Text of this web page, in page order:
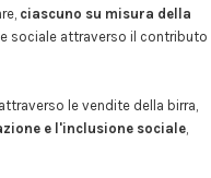
ciascuno su misura della
sociale attraverso il contributo
le vendite della birra,
e l'inclusione sociale